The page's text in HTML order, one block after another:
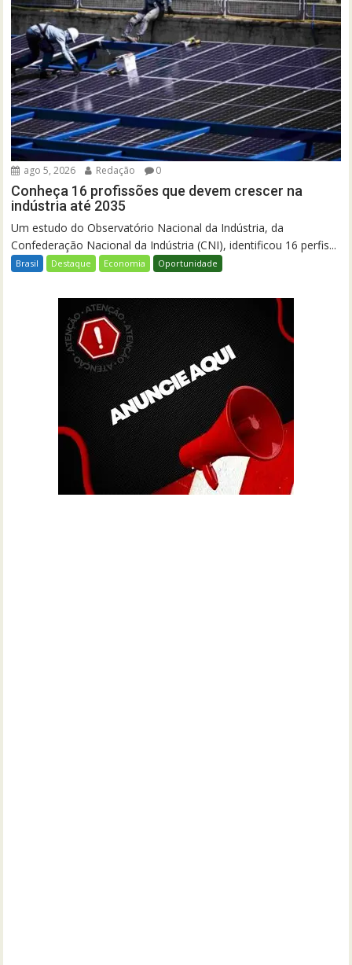
ago 5, 2026 Redação 0
Conheça 16 profissões que devem crescer na
indústria até 2035
Um estudo do Observatório Nacional da Indústria, da
Confederação Nacional da Indústria (CNI), identificou 16 perfis...
Brasil Destaque Economia Oportunidade